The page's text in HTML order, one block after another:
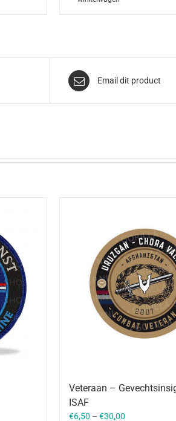
Email dit product
Veteraan –
ISAF
€6,50 – €30,00